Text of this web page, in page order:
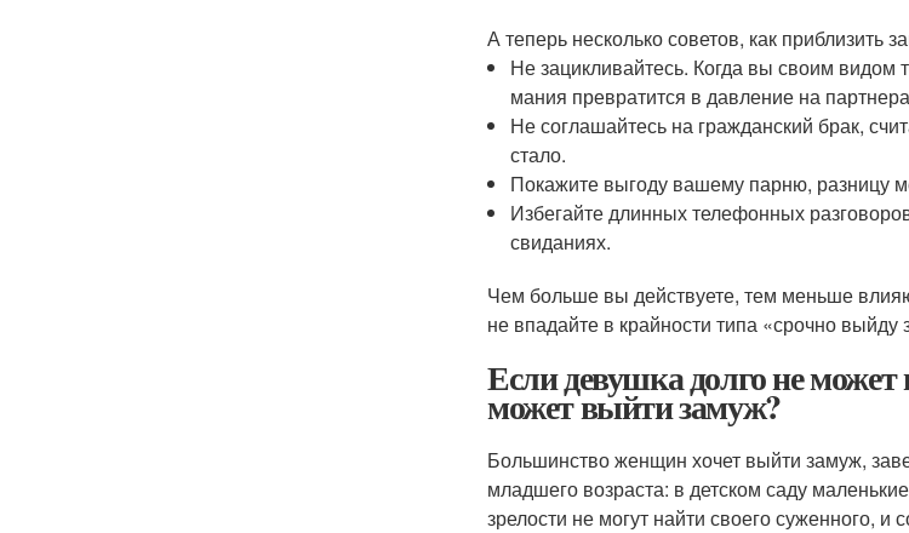
А теперь несколько советов, как приблизить
Не зацикливайтесь. Когда вы своим видом
мания превратится в давление на
Не соглашайтесь на гражданский брак,
стало.
Покажите выгоду вашему парню, разницу
Избегайте длинных телефонных
свиданиях.
Чем больше вы действуете, тем меньше
не впадайте в крайности типа «срочно
Если девушка долго не
может выйти замуж?
Большинство женщин хочет выйти замуж,
младшего возраста: в детском саду
зрелости не могут найти своего суженного,